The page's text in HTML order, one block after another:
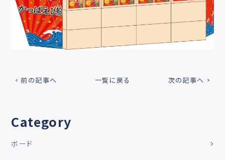
前の記事へ 一覧に戻る 次の記事へ
Category
ボード